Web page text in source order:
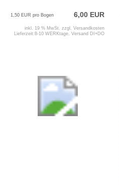
6,00 EUR
1,50 EUR pro Bogen
inkl. 19 % MwSt. zzgl. Versandkosten
Lieferzeit:8-10 WERKtage, Versand DI+DO